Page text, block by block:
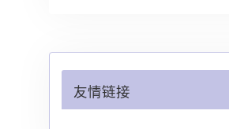
友情链接